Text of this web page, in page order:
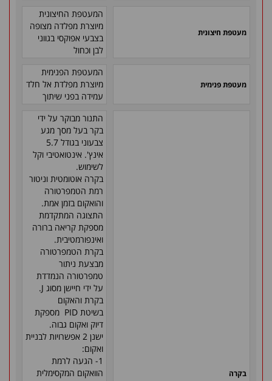
מעטפת חיצונית
המעטפת החיצונית
מיוצרת מפלדה מצופה
בצבעי אפוקסי בגווני
לבן וכחול
מעטפת פנימית
המעטפת הפנימית
מיוצרת מפלדת אל חלד
עמידה בפני שיתוך
בקרה
התנור מבוקר על ידי
בקר בעל מסך מגע
צבעוני בגודל 5.7
אינץ'. אינטואטיבי וקל
לשימוש.
בקרה אוטומטית וניטור
רמת הטמפרטורה
והואקום בזמן אמת.
התצוגה המתקדמת
מספקת קריאה ברורה
ואינפורמטיבית.
בקרת הטמפרטורה
מבצעת ניתור
טמפרטורה הנמדדת
על ידי חיישן מסוג J
.
בקרת והאקום
בשיטת PID מספקת
דיוק ואקום גבוה.
ישנן 2 אפשרויות לבניית
ואקום:
1- הגעה לרמת
הוואקום המקסימלית